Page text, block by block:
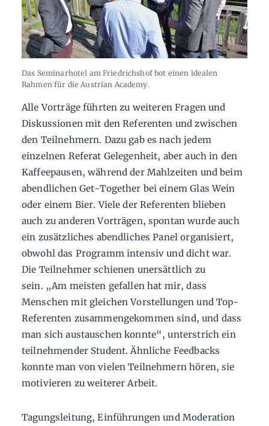
Das Seminarhotel am Friedrichshof bot einen idealen
Rahmen für die Austrian Academy.
Alle Vorträge führten zu weiteren Fragen und
Diskussionen mit den Referenten und zwischen
den Teilnehmern. Dazu gab es nach jedem
einzelnen Referat Gelegenheit, aber auch in den
Kaffeepausen, während der Mahlzeiten und beim
abendlichen Get-Together bei einem Glas Wein
oder einem Bier. Viele der Referenten blieben
auch zu anderen Vorträgen, spontan wurde auch
ein zusätzliches abendliches Panel organisiert,
obwohl das Programm intensiv und dicht war.
Die Teilnehmer schienen unersättlich zu
sein. „Am meisten gefallen hat mir, dass
Menschen mit gleichen Vorstellungen und Top-
Referenten zusammengekommen sind, und dass
man sich austauschen konnte“, unterstrich ein
teilnehmender Student. Ähnliche Feedbacks
konnte man von vielen Teilnehmern hören, sie
motivieren zu weiterer Arbeit.
Tagungsleitung, Einführungen und Moderation